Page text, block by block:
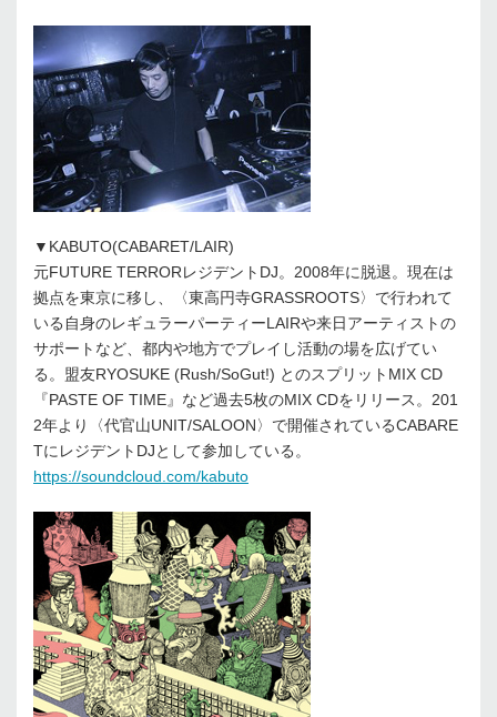
▼KABUTO(CABARET/LAIR)
元FUTURE TERRORレジデントDJ。2008年に脱退。現在は
拠点を東京に移し、〈東高円寺GRASSROOTS〉で行われて
いる自身のレギュラーパーティーLAIRや来日アーティストの
サポートなど、都内や地方でプレイし活動の場を広げてい
る。盟友RYOSUKE (Rush/SoGut!) とのスプリットMIX CD
『PASTE OF TIME』など過去5枚のMIX CDをリリース。201
2年より〈代官山UNIT/SALOON〉で開催されているCABARE
TにレジデントDJとして参加している。
https://soundcloud.com/kabuto